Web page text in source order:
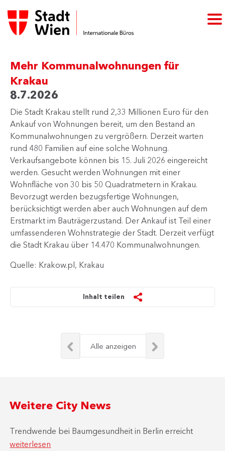
Mehr Kommunalwohnungen für
Krakau
8.7.2026
​Die Stadt Krakau stellt rund 2,33 Millionen Euro für den
Ankauf von Wohnungen bereit, um den Bestand an
Kommunalwohnungen zu vergrößern. Derzeit warten
rund 480 Familien auf eine solche Wohnung.
Verkaufsangebote können bis 15. Juli 2026 eingereicht
werden. Gesucht werden Wohnungen mit einer
Wohnfläche von 30 bis 50 Quadratmetern in Krakau.
Bevorzugt werden bezugsfertige Wohnungen,
berücksichtigt werden aber auch Wohnungen auf dem
Erstmarkt im Bauträgerzustand. Der Ankauf ist Teil einer
umfassenderen Wohnstrategie der Stadt. Derzeit verfügt
die Stadt Krakau über 14.470 Kommunalwohnungen.
Quelle: Krakow.pl, Krakau
Inhalt teilen
Alle anzeigen
Weitere City News
Trendwende bei Baumgesundheit in Berlin erreicht
weiterlesen